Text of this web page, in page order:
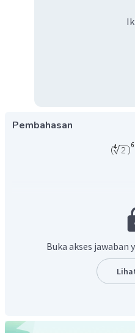
Pembahasan
Buka akses